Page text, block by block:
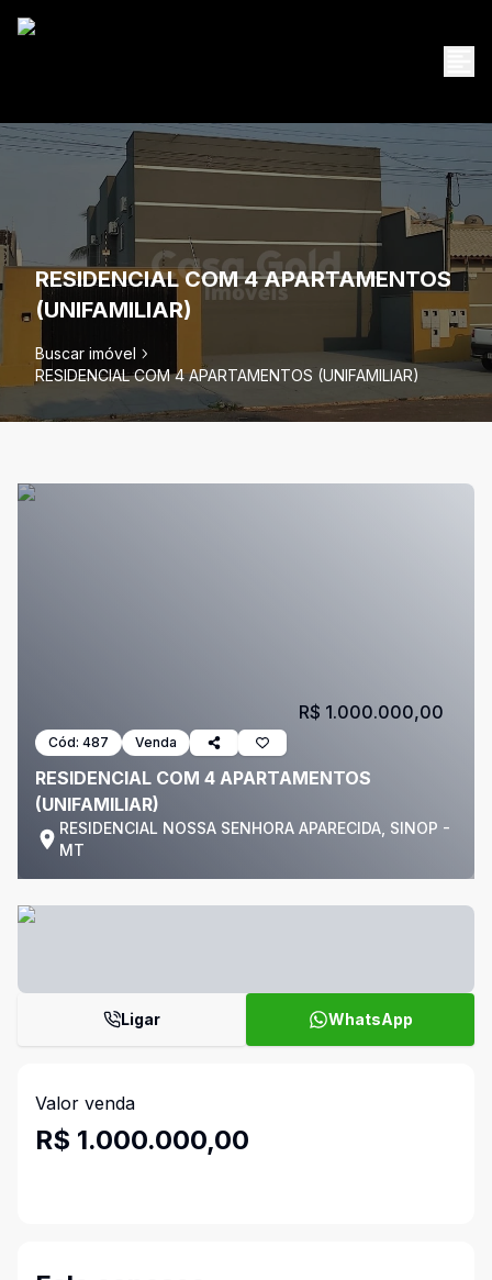
RESIDENCIAL COM 4 APARTAMENTOS
(UNIFAMILIAR)
Buscar imóvel
RESIDENCIAL COM 4 APARTAMENTOS (UNIFAMILIAR)
Cód: 487 Venda
RESIDENCIAL COM 4 APARTAMENTOS
(UNIFAMILIAR)
RESIDENCIAL NOSSA SENHORA APARECIDA, SINOP -
MT
R$ 1.000.000,00
Ligar WhatsApp
Valor venda
R$ 1.000.000,00